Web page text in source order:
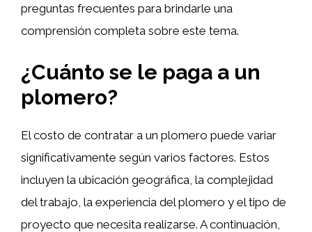
preguntas frecuentes para brindarle una
comprensión completa sobre este tema.
¿Cuánto se le paga a un
plomero?
El costo de contratar a un plomero puede variar
significativamente según varios factores. Estos
incluyen la ubicación geográfica, la complejidad
del trabajo, la experiencia del plomero y el tipo de
proyecto que necesita realizarse. A continuación,